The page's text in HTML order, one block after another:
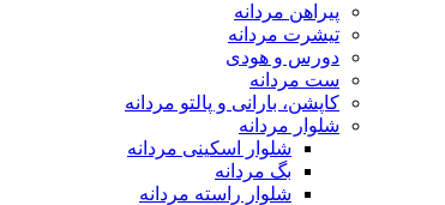
پیراهن مردانه
تیشرت مردانه
دورس و هودی
ست مردانه
کاپشن، بارانی و پالتو مردانه
شلوار مردانه
شلوار اسکینی مردانه
بگ مردانه
شلوار راسته مردانه